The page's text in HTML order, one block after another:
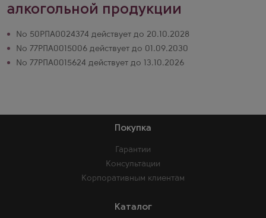
алкогольной продукции
№ 50РПА0024374 действует до 20.10.2028
№ 77РПА0015006 действует до 01.09.2030
№ 77РПА0015624 действует до 13.10.2026
Покупка
Гарантии
Консультации
Корпоративным клиентам
Каталог